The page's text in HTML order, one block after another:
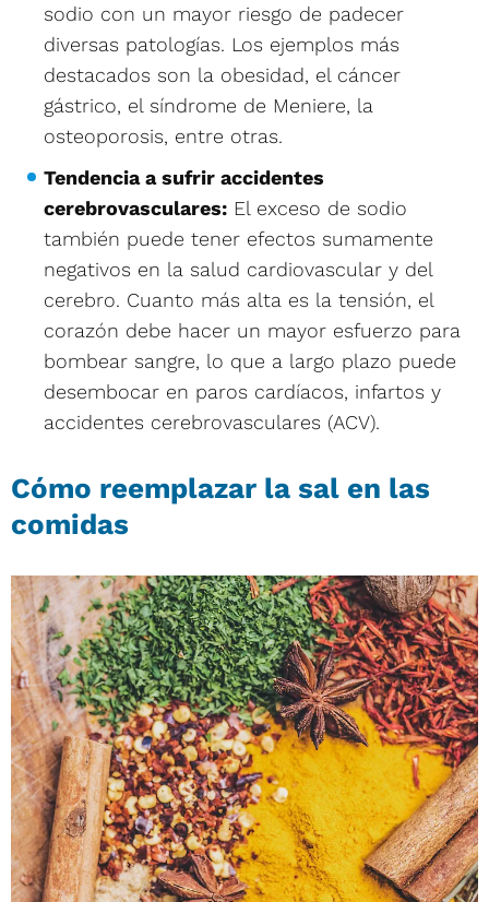
sodio con un mayor riesgo de padecer
diversas patologías. Los ejemplos más
destacados son la obesidad, el cáncer
gástrico, el síndrome de Meniere, la
osteoporosis, entre otras.
Tendencia a sufrir accidentes
cerebrovasculares: El exceso de sodio
también puede tener efectos sumamente
negativos en la salud cardiovascular y del
cerebro. Cuanto más alta es la tensión, el
corazón debe hacer un mayor esfuerzo para
bombear sangre, lo que a largo plazo puede
desembocar en paros cardíacos, infartos y
accidentes cerebrovasculares (ACV).
Cómo reemplazar la sal en las
comidas